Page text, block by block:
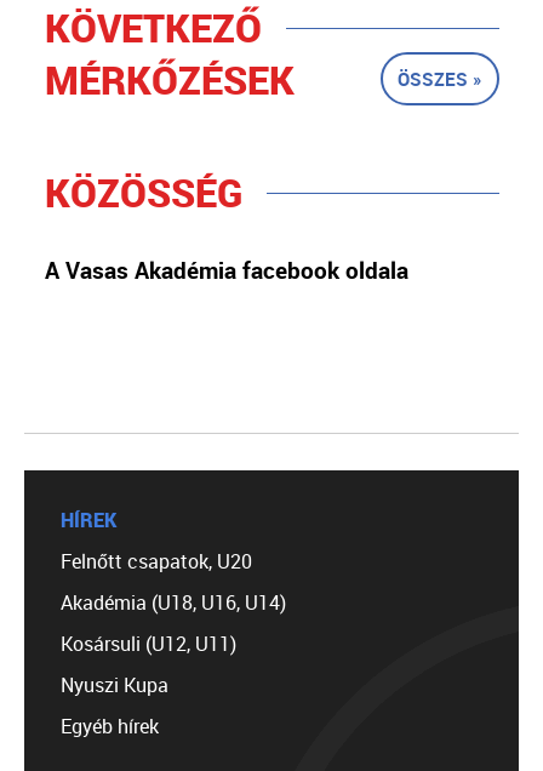
KÖVETKEZŐ
MÉRKŐZÉSEK
ÖSSZES »
KÖZÖSSÉG
A Vasas Akadémia facebook oldala
HÍREK
Felnőtt csapatok, U20
Akadémia (U18, U16, U14)
Kosársuli (U12, U11)
Nyuszi Kupa
Egyéb hírek